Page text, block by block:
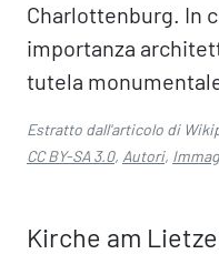
Charlottenburg. In
importanza
tutela
Estratto dall'articolo di
CC BY-SA 3.0, Autori,
Kirche am